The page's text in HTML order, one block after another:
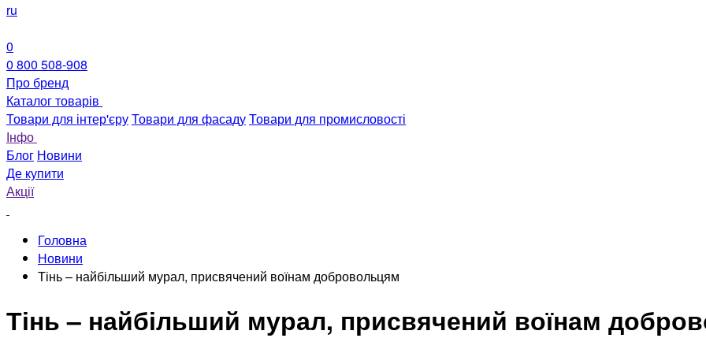
ru
0
0 800 508-908
Про бренд
Каталог товарів
Товари для інтер'єруТовари для фасадуТовари для промисловості
Інфо
Блог Новини
Де купити
Акції
Головна
Новини
Тінь – найбільший мурал, присвячений воїнам добровольцям
Тінь – найбільший мурал, присвячений воїнам